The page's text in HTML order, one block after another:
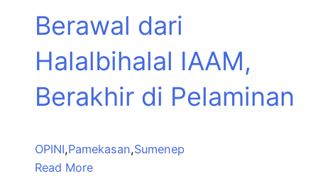
Berawal dari
Halalbihalal IAAM,
Berakhir di Pelaminan
OPINI,Pamekasan,Sumenep
Read More